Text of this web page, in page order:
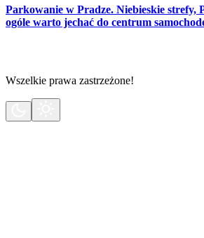
Parkowanie w Pradze. Niebieskie strefy,
ogóle warto jechać do centrum
Wszelkie prawa zastrzeżone!